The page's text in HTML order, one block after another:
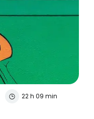
22 h 09 min